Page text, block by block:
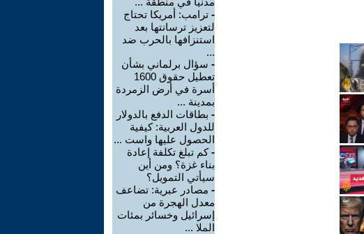
- ترامب: أمريكا تحتاج
لتعزيز ترسانتها بعد
استنزافها بالحرب ضد
...
- سؤال برلماني بشأن
تعطيل حقوق 1600
أسرة في أرض الزمردة
بمدينة ...
- بطاقات الدفع بالدولار
للدول العربية: كيفية
الحصول عليها واست ...
-كم تبلغ تكلفة إعادة
بناء غزة؟ ومن أين
سيأتي التمويل؟
- مصادر عبرية: تضاعف
معدل الهجرة من
إسرائيل وخسائر بمئات
الملا ...